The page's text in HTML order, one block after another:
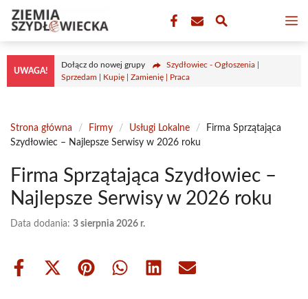
Przejdź
treści
UWAGA!
Dołącz do nowej grupy
Szydłowiec - Ogłoszenia |
Sprzedam | Kupię | Zamienię | Praca
Strona główna / Firmy / Usługi Lokalne /
Firma Sprzątająca
Szydłowiec – Najlepsze Serwisy w 2026 roku
Firma Sprzątająca Szydłowiec –
Najlepsze Serwisy w 2026 roku
Data dodania: 3 sierpnia 2026 r.
Share
Share Share Share Share Share